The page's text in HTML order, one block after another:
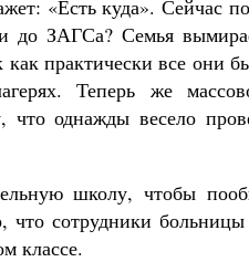
«Есть куда». Сейчас
до ЗАГСа? Семья
как практически все они
Теперь же
что однажды весело
школу, чтобы
что сотрудники
классе.